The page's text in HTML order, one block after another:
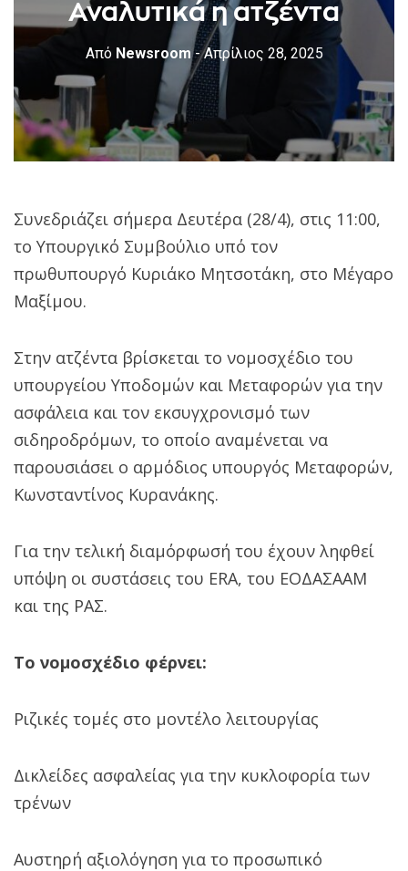
Αναλυτικά η ατζέντα
ΑπόNewsroom - Απρίλιος 28, 2025
Συνεδριάζει σήμερα Δευτέρα (28/4), στις 11:00,
το Υπουργικό Συμβούλιο υπό τον
πρωθυπουργό Κυριάκο Μητσοτάκη, στο Μέγαρο
Μαξίμου.
Στην ατζέντα βρίσκεται το νομοσχέδιο του
υπουργείου Υποδομών και Μεταφορών για την
ασφάλεια και τον εκσυγχρονισμό των
σιδηροδρόμων, το οποίο αναμένεται να
παρουσιάσει ο αρμόδιος υπουργός Μεταφορών,
Κωνσταντίνος Κυρανάκης.
Για την τελική διαμόρφωσή του έχουν ληφθεί
υπόψη οι συστάσεις του ERA, του ΕΟΔΑΣΑΑΜ
και της ΡΑΣ.
Το νομοσχέδιο φέρνει:
Ριζικές τομές στο μοντέλο λειτουργίας
Δικλείδες ασφαλείας για την κυκλοφορία των
τρένων
Αυστηρή αξιολόγηση για το προσωπικό